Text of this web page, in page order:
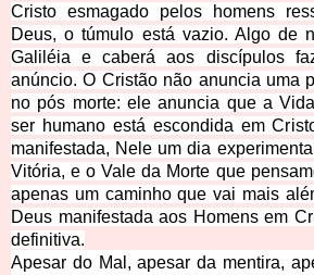
Cristo esmagado pelos homens
Deus, o túmulo está vazio. Algo de
Galiléia e caberá aos discípulos
anúncio. O Cristão não anuncia uma
no pós morte: ele anuncia que a
ser humano está escondida em
manifestada, Nele um dia
Vitória, e o Vale da Morte que
apenas um caminho que vai mais
Deus manifestada aos Homens em
definitiva.
Apesar do Mal, apesar da mentira,